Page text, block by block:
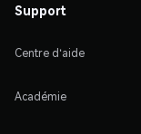
Support
Centre d'aide
Académie